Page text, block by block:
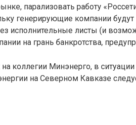
парализовать работу
генерирующие компании
исполнительные листы (и
на грань банкротства,
коллегии Минэнерго, в
на Северном Кавказе